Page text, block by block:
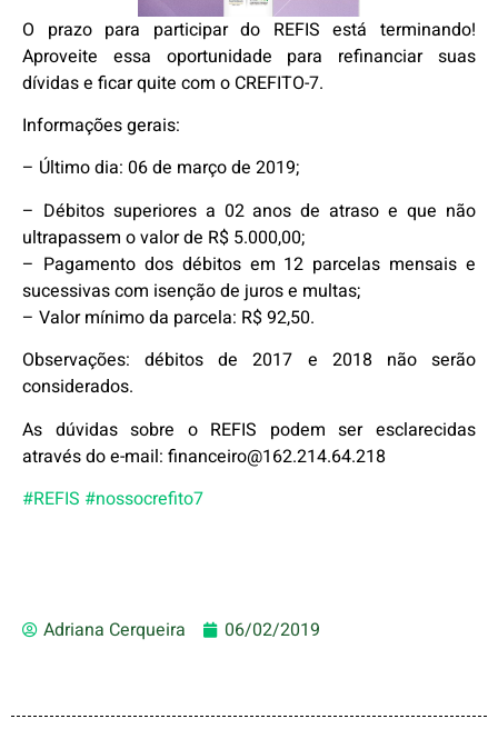
O prazo para participar do REFIS está terminando!
Aproveite essa oportunidade para refinanciar suas
dívidas e ficar quite com o CREFITO-7.
Informações gerais:
– Último dia: 06 de março de 2019;
– Débitos superiores a 02 anos de atraso e que não
ultrapassem o valor de R$ 5.000,00;
– Pagamento dos débitos em 12 parcelas mensais e
sucessivas com isenção de juros e multas;
– Valor mínimo da parcela: R$ 92,50.
Observações: débitos de 2017 e 2018 não serão
considerados.
As dúvidas sobre o REFIS podem ser esclarecidas
através do e-mail: financeiro@162.214.64.218
#REFIS #nossocrefito7
Adriana Cerqueira 06/02/2019